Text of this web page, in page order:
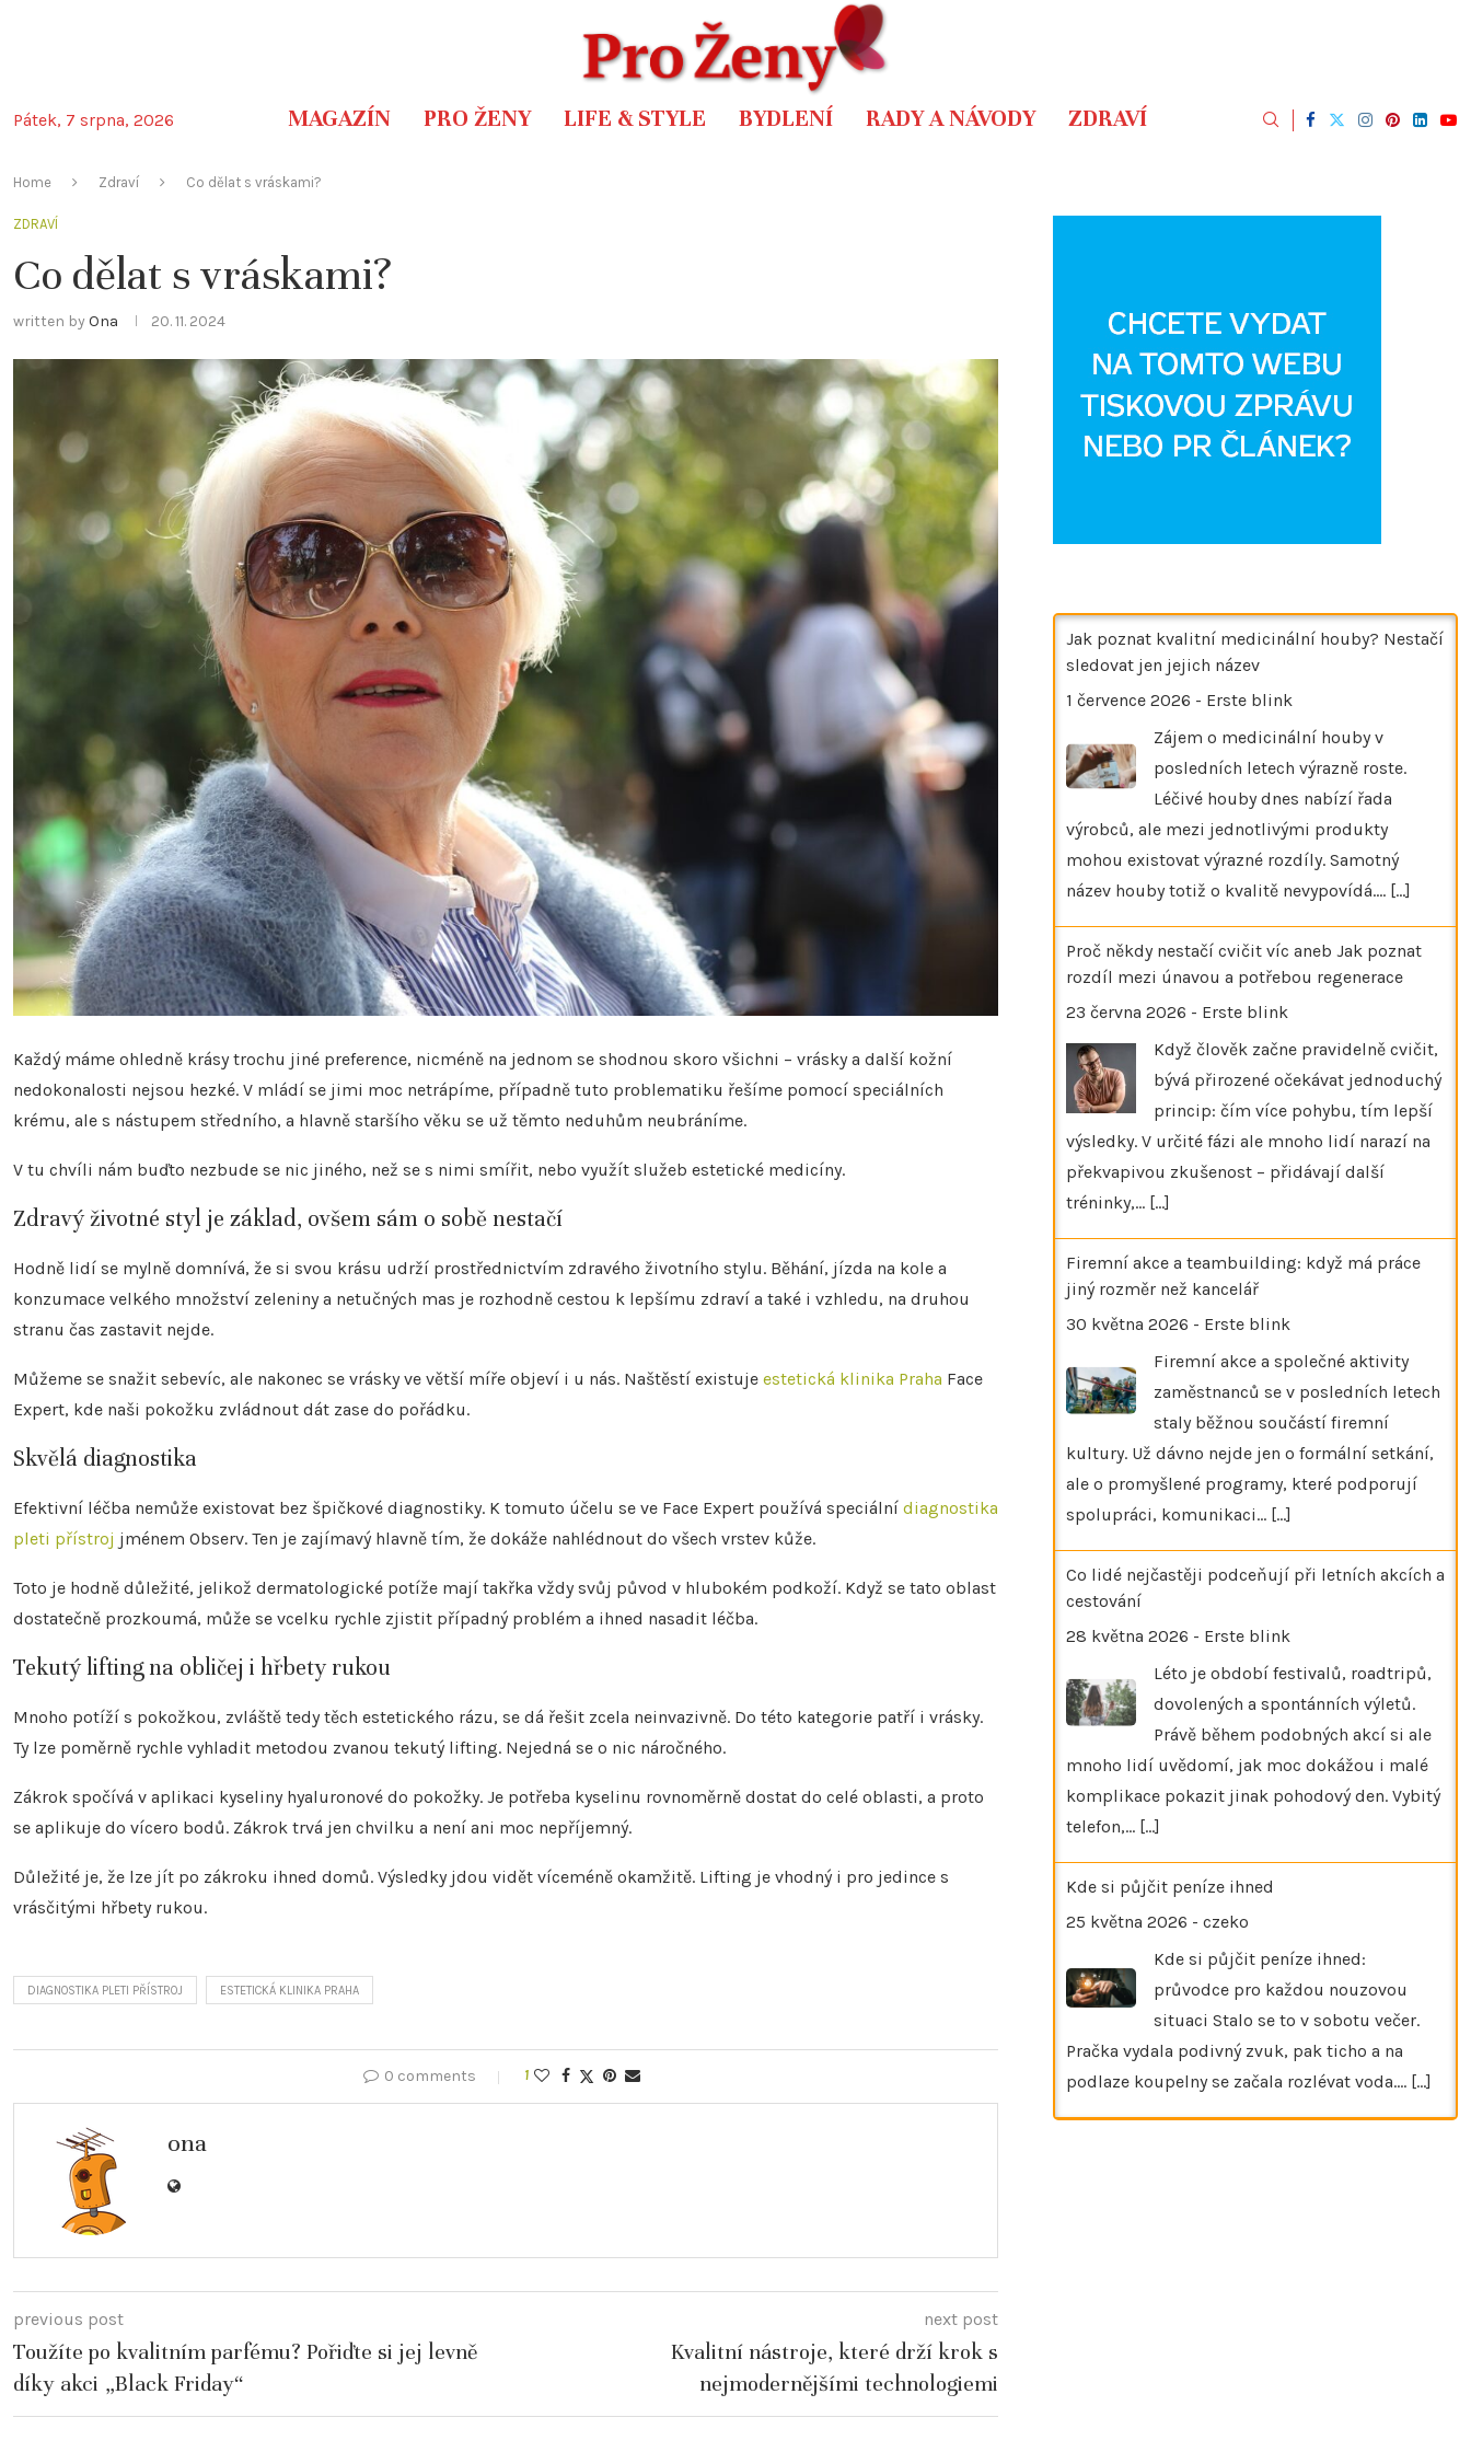
Pátek, 7 srpna, 2026 MAGAZÍN PRO ŽENY LIFE & STYLE BYDLENÍ RADY A NÁVODY ZDRAVÍ
Home Zdraví Co dělat s vráskami?
ZDRAVÍ
Co dělat s vráskami?
written by Ona 20. 11. 2024
Každý máme ohledně krásy trochu jiné preference, nicméně na jednom se shodnou skoro všichni – vrásky a další kožní
nedokonalosti nejsou hezké. V mládí se jimi moc netrápíme, případně tuto problematiku řešíme pomocí speciálních
krému, ale s nástupem středního, a hlavně staršího věku se už těmto neduhům neubráníme.
V tu chvíli nám buďto nezbude se nic jiného, než se s nimi smířit, nebo využít služeb estetické medicíny.
Zdravý životné styl je základ, ovšem sám o sobě nestačí
Hodně lidí se mylně domnívá, že si svou krásu udrží prostřednictvím zdravého životního stylu. Běhání, jízda na kole a
konzumace velkého množství zeleniny a netučných mas je rozhodně cestou k lepšímu zdraví a také i vzhledu, na druhou
stranu čas zastavit nejde.
Můžeme se snažit sebevíc, ale nakonec se vrásky ve větší míře objeví i u nás. Naštěstí existuje estetická klinika Praha Face
Expert, kde naši pokožku zvládnout dát zase do pořádku.
Skvělá diagnostika
Efektivní léčba nemůže existovat bez špičkové diagnostiky. K tomuto účelu se ve Face Expert používá speciální diagnostika
pleti přístroj jménem Observ. Ten je zajímavý hlavně tím, že dokáže nahlédnout do všech vrstev kůže.
Toto je hodně důležité, jelikož dermatologické potíže mají takřka vždy svůj původ v hlubokém podkoží. Když se tato oblast
dostatečně prozkoumá, může se vcelku rychle zjistit případný problém a ihned nasadit léčba.
Tekutý lifting na obličej i hřbety rukou
Mnoho potíží s pokožkou, zvláště tedy těch estetického rázu, se dá řešit zcela neinvazivně. Do této kategorie patří i vrásky.
Ty lze poměrně rychle vyhladit metodou zvanou tekutý lifting. Nejedná se o nic náročného.
Zákrok spočívá v aplikaci kyseliny hyaluronové do pokožky. Je potřeba kyselinu rovnoměrně dostat do celé oblasti, a proto
se aplikuje do vícero bodů. Zákrok trvá jen chvilku a není ani moc nepříjemný.
Důležité je, že lze jít po zákroku ihned domů. Výsledky jdou vidět víceméně okamžitě. Lifting je vhodný i pro jedince s
vrásčitými hřbety rukou.
DIAGNOSTIKA PLETI PŘÍSTROJ ESTETICKÁ KLINIKA PRAHA
0 comments 1
ona
previous post
Toužíte po kvalitním parfému? Pořiďte si jej levně
díky akci „Black Friday“
next post
Kvalitní nástroje, které drží krok s
nejmodernějšími technologiemi
Jak poznat kvalitní medicinální houby? Nestačí
sledovat jen jejich název
1 července 2026 - Erste blink
Zájem o medicinální houby v
posledních letech výrazně roste.
Léčivé houby dnes nabízí řada
výrobců, ale mezi jednotlivými produkty
mohou existovat výrazné rozdíly. Samotný
název houby totiž o kvalitě nevypovídá.… [...]
Proč někdy nestačí cvičit víc aneb Jak poznat
rozdíl mezi únavou a potřebou regenerace
23 června 2026 - Erste blink
Když člověk začne pravidelně cvičit,
bývá přirozené očekávat jednoduchý
princip: čím více pohybu, tím lepší
výsledky. V určité fázi ale mnoho lidí narazí na
překvapivou zkušenost – přidávají další
tréninky,… [...]
Firemní akce a teambuilding: když má práce
jiný rozměr než kancelář
30 května 2026 - Erste blink
Firemní akce a společné aktivity
zaměstnanců se v posledních letech
staly běžnou součástí firemní
kultury. Už dávno nejde jen o formální setkání,
ale o promyšlené programy, které podporují
spolupráci, komunikaci… [...]
Co lidé nejčastěji podceňují při letních akcích a
cestování
28 května 2026 - Erste blink
Léto je období festivalů, roadtripů,
dovolených a spontánních výletů.
Právě během podobných akcí si ale
mnoho lidí uvědomí, jak moc dokážou i malé
komplikace pokazit jinak pohodový den. Vybitý
telefon,… [...]
Kde si půjčit peníze ihned
25 května 2026 - czeko
Kde si půjčit peníze ihned:
průvodce pro každou nouzovou
situaci Stalo se to v sobotu večer.
Pračka vydala podivný zvuk, pak ticho a na
podlaze koupelny se začala rozlévat voda.… [...]